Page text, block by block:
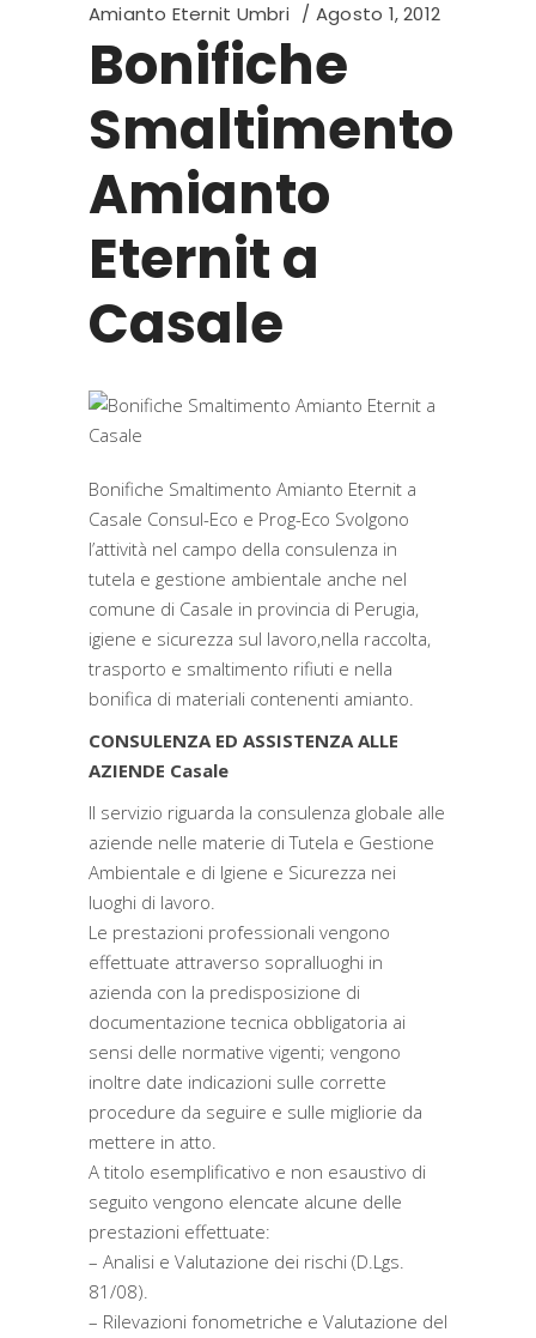
Amianto Eternit Umbri
Agosto 1, 2012
Bonifiche
Smaltimento
Amianto
Eternit a
Casale
Bonifiche Smaltimento Amianto Eternit a
Casale Consul-Eco e Prog-Eco Svolgono
l’attività nel campo della consulenza in
tutela e gestione ambientale anche nel
comune di Casale in provincia di Perugia,
igiene e sicurezza sul lavoro,nella raccolta,
trasporto e smaltimento rifiuti e nella
bonifica di materiali contenenti amianto.
CONSULENZA ED ASSISTENZA ALLE
AZIENDE Casale
Il servizio riguarda la consulenza globale alle
aziende nelle materie di Tutela e Gestione
Ambientale e di Igiene e Sicurezza nei
luoghi di lavoro.
Le prestazioni professionali vengono
effettuate attraverso sopralluoghi in
azienda con la predisposizione di
documentazione tecnica obbligatoria ai
sensi delle normative vigenti; vengono
inoltre date indicazioni sulle corrette
procedure da seguire e sulle migliorie da
mettere in atto.
A titolo esemplificativo e non esaustivo di
seguito vengono elencate alcune delle
prestazioni effettuate:
– Analisi e Valutazione dei rischi (D.Lgs.
81/08).
– Rilevazioni fonometriche e Valutazione del